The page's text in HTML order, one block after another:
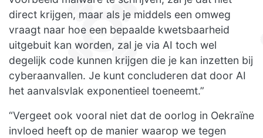
direct krijgen, maar als je middels een omweg
vraagt naar hoe een bepaalde kwetsbaarheid
uitgebuit kan worden, zal je via AI toch wel
degelijk code kunnen krijgen die je kan inzetten bij
cyberaanvallen. Je kunt concluderen dat door AI
het aanvalsvlak exponentieel toeneemt.”
“Vergeet ook vooral niet dat de oorlog in Oekraïne
invloed heeft op de manier waarop we tegen